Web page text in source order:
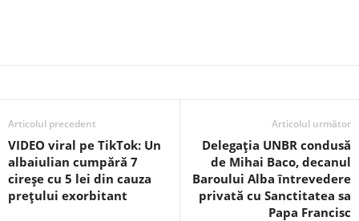
Articolul precedent
VIDEO viral pe TikTok: Un
albaiulian cumpără 7
cireșe cu 5 lei din cauza
prețului exorbitant
Articolul următor
Delegația UNBR condusă
de Mihai Baco, decanul
Baroului Alba întrevedere
privată cu Sanctitatea sa
Papa Francisc